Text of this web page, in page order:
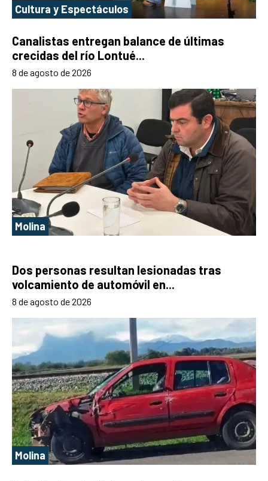
Cultura y Espectáculos
Canalistas entregan balance de últimas
crecidas del río Lontué...
8 de agosto de 2026
Molina
Dos personas resultan lesionadas tras
volcamiento de automóvil en...
8 de agosto de 2026
Molina